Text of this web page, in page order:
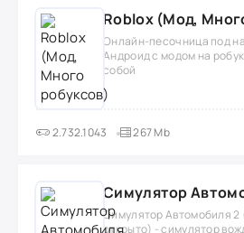
Roblox (Мод,
Онлайн-песочница под
Андроид с модом на
собой
2.732.1043 267 Mb
Симулятор Автомобиля
открыто) - симулятор